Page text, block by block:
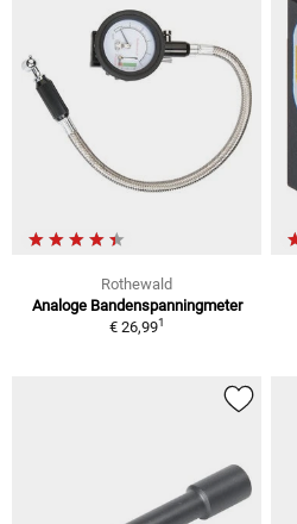
Rothewald
Analoge Bandenspanningmeter
€ 26,991